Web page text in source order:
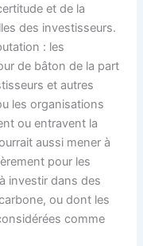
et de la
des investisseurs.
: les
de bâton de la part
et autres
les organisations
ou entravent la
aussi mener à
pour les
investir dans des
ou dont les
comme